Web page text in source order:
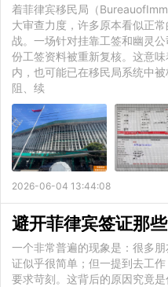
着菲律宾移民局（
大审查力度，许多原本看似正
战。一场针对挂靠工签和幽灵
份工签资料被重新复核。这意
内，也可能已在移民局系统中
阻、续
2026-06-04 13:44:08
一个非常普遍的现象是：很多
证似乎很简单；但一提到去工
要求苛刻。这背后的原因究竟